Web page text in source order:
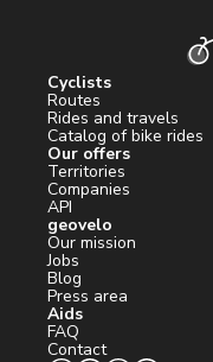
Cyclists
Routes
Rides and travels
Catalog of bike rides
Our offers
Territories
Companies
API
geovelo
Our mission
Jobs
Blog
Press area
Aids
FAQ
Contact